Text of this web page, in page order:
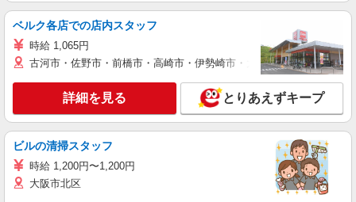
ベルク各店での店内スタッフ
時給 1,065円
古河市・佐野市・前橋市・高崎市・伊勢崎市・太田市・館林市・藤
詳細を見る とりあえずキープ
ビルの清掃スタッフ
時給 1,200円〜1,200円
大阪市北区